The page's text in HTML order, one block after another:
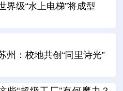
界级“水上电梯”将成型
州：校地共创“同里诗光”